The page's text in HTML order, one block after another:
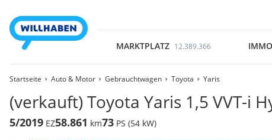
MARKTPLATZ 12.389.366
Startseite Auto & Motor Gebrauchtwagen Toyota Yaris
(verkauft) Toyota Yaris 1,5 VVT-i
5/2019 EZ58.861 km73 PS (54 kW)